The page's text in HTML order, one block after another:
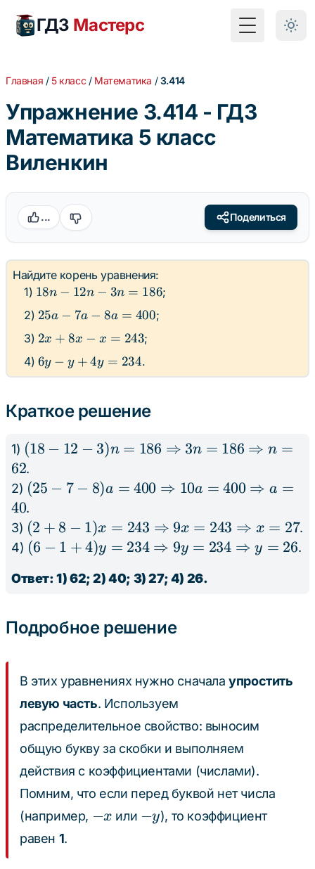
ГДЗ Мастерс Toggle Menu
Главная / 5 класс / Математика /3.414
Упражнение 3.414 - ГДЗ
Математика 5 класс
Виленкин
... Поделиться
Найдите корень уравнения:
1) 18n
-
12n
-
3n
=
18n − 12n − 3n = 186;
2) 25a
-
7a
-
8a
400
25a − 7a − 8a = 400;
3) 2x
+
8x
243
2x + 8x − x = 243;
4) 6y
- y
4y
234
6y − y + 4y = 234.
Краткое решение
1) (18-12-3)n
= 186
\Rightarrow
3n = 186
\Rightarrow
n=62
(18 − 12 − 3)n = 186 ⇒ 3n = 186 ⇒ n =
62.
2) (25-7-8)a =
400
\Rightarrow
10a = 400
\Rightarrow
a=40
(25 − 7 − 8)a = 400 ⇒ 10a = 400 ⇒ a =
40.
3) (2+8-1)x =
243
9x = 243
x=27
(2 + 8 − 1)x = 243 ⇒ 9x = 243 ⇒ x = 27.
4) (6-1+4)y =
\Rightarrow
\Rightarrow
y=26
(6 − 1 +4)y = 234 ⇒ 9y = 234 ⇒ y = 26.
Ответ: 1) 62; 2) 40; 3) 27; 4) 26.
Подробное решение
В этих уравнениях нужно сначалаупростить
левую часть. Используем
распределительное свойство: выносим
общую букву за скобки и выполняем
действия с коэффициентами (числами).
Помним, что если перед буквой нет числа
(например, -
−x или -
−y), то коэффициент
равен 1.